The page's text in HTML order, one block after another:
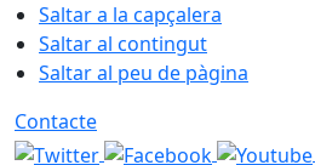
Saltar a la capçalera
Saltar al contingut
Saltar al peu de pàgina
Contacte